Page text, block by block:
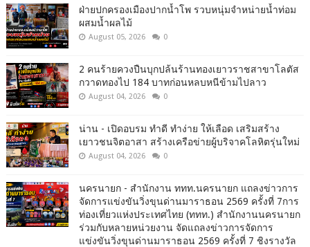
ฝ่ายปกครองเมืองปากน้ำโพ รวบหนุ่มจำหน่ายน้ำท่อม
ผสมน้ำผลไม้
August 05, 2026 0
2 คนร้ายควงปืนบุกปล้นร้านทองเยาวราชสาขาโลตัส
กวาดทองไป 184 บาทก่อนหลบหนีข้ามไปลาว
August 04, 2026 0
น่าน - เปิดอบรม ทำดี ทำง่าย ให้เลือด เสริมสร้าง
เยาวชนจิตอาสา สร้างเครือข่ายผู้บริจาคโลหิตรุ่นใหม่
August 04, 2026 0
นครนายก - สำนักงาน ททท.นครนายก แถลงข่าวการ
จัดการแข่งขันวิ่งขุนด่านมาราธอน 2569 ครั้งที่ 7การ
ท่องเที่ยวแห่งประเทศไทย (ททท.) สำนักงานนครนายก
ร่วมกับหลายหน่วยงาน จัดแถลงข่าวการจัดการ
แข่งขันวิ่งขุนด่านมาราธอน 2569 ครั้งที่ 7 ชิงรางวัล